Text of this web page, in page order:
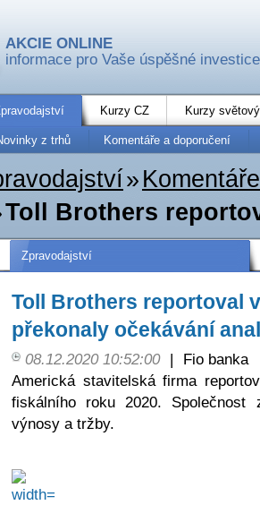
AKCIE ONLINE
informace pro Vaše úspěšné investice
Kurzy CZ Kurzy
z trhů Komentáře a doporučení
»
Toll Brothers
Zpravodajství
Toll Brothers reportoval
překonaly očekávání
08.12.2020 10:52:00 |
Fio banka
Americká stavitelská firma
fiskálního roku 2020. Společnost
výnosy a tržby.